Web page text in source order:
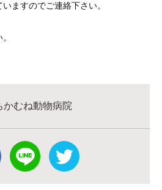
ますのでご連絡下さい。
かむね動物病院